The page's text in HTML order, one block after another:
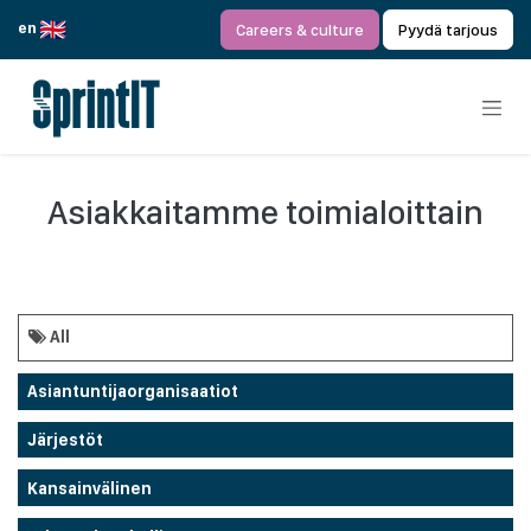
en
Careers & culture Pyydä tarjous
Asiakkaitamme toimialoittain
All
Asiantuntijaorganisaatiot
Järjestöt
Kansainvälinen